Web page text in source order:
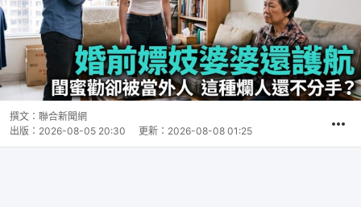
撰文： 聯合新聞網
出版： 2026-08-05 20:30 更新： 2026-08-08 01:25